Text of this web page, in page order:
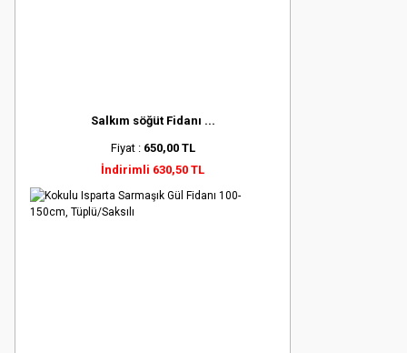
Salkım söğüt Fidanı ...
Fiyat : 650,00 TL
İndirimli 630,50 TL